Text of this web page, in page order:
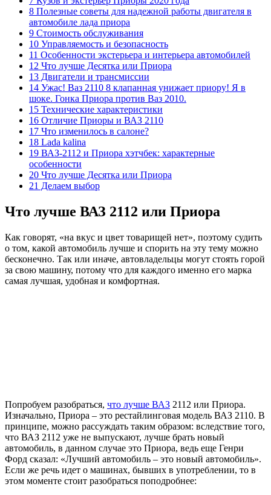
8 Полезные советы для надежной работы двигателя в
автомобиле лада приора
9 Стоимость обслуживания
10 Управляемость и безопасность
11 Особенности экстерьера и интерьера автомобилей
12 Что лучше Десятка или Приора
13 Двигатели и трансмиссии
14 Ужас! Ваз 2110 8 клапанная унижает приору! Я в
шоке. Гонка Приора против Ваз 2010.
15 Технические характеристики
16 Отличие Приоры и ВАЗ 2110
17 Что изменилось в салоне?
18 Lada kalina
19 ВАЗ-2112 и Приора хэтчбек: характерные
особенности
20 Что лучше Десятка или Приора
21 Делаем выбор
Что лучше ВАЗ 2112 или Приора
Как говорят, «на вкус и цвет товарищей нет», поэтому судить
о том, какой автомобиль лучше и спорить на эту тему можно
бесконечно. Так или иначе, автовладельцы могут стоять горой
за свою машину, потому что для каждого именно его марка
самая лучшая, удобная и комфортная.
Попробуем разобраться, что лучше ВАЗ 2112 или Приора.
Изначально, Приора – это рестайлинговая модель ВАЗ 2110. В
принципе, можно рассуждать таким образом: вследствие того,
что ВАЗ 2112 уже не выпускают, лучше брать новый
автомобиль, в данном случае это Приора, ведь еще Генри
Форд сказал: «Лучший автомобиль – это новый автомобиль».
Если же речь идет о машинах, бывших в употреблении, то в
этом моменте стоит разобраться поподробнее: